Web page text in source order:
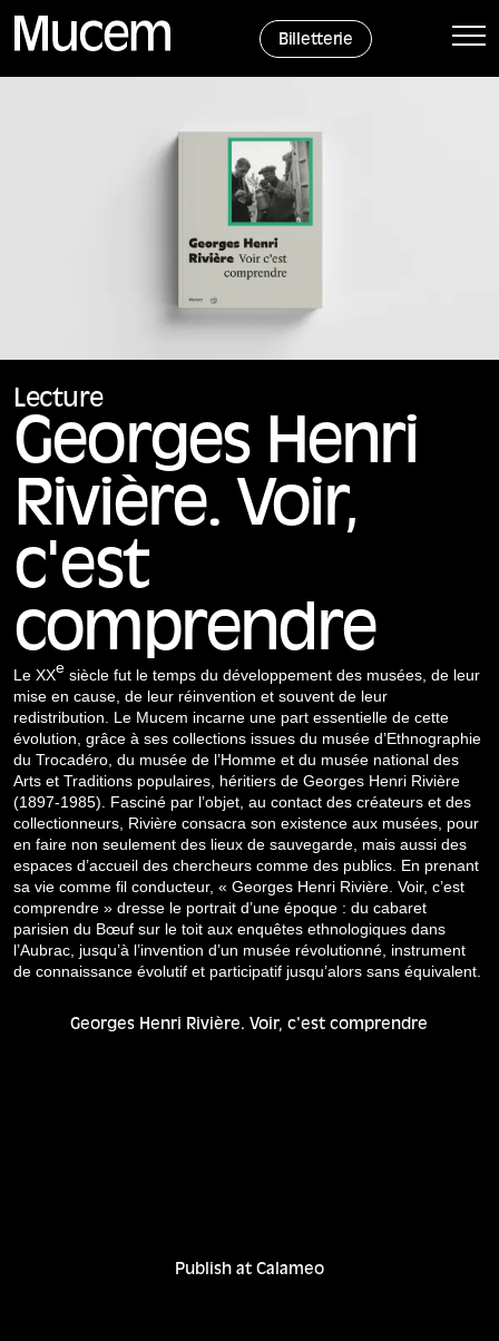
Billetterie
Lecture
Georges Henri
Rivière. Voir,
c'est
comprendre
Le XXe siècle fut le temps du développement des musées, de leur
mise en cause, de leur réinvention et souvent de leur
redistribution. Le Mucem incarne une part essentielle de cette
évolution, grâce à ses collections issues du musée d’Ethnographie
du Trocadéro, du musée de l’Homme et du musée national des
Arts et Traditions populaires, héritiers de Georges Henri Rivière
(1897-1985). Fasciné par l’objet, au contact des créateurs et des
collectionneurs, Rivière consacra son existence aux musées, pour
en faire non seulement des lieux de sauvegarde, mais aussi des
espaces d’accueil des chercheurs comme des publics. En prenant
sa vie comme fil conducteur, « Georges Henri Rivière. Voir, c’est
comprendre » dresse le portrait d’une époque : du cabaret
parisien du Bœuf sur le toit aux enquêtes ethnologiques dans
l’Aubrac, jusqu’à l’invention d’un musée révolutionné, instrument
de connaissance évolutif et participatif jusqu’alors sans équivalent.
Georges Henri Rivière. Voir, c'est comprendre
Publish at Calameo